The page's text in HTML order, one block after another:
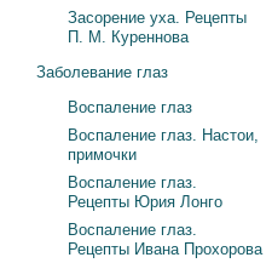
Засорение уха. Рецепты
П. М. Куреннова
Заболевание глаз
Воспаление глаз
Воспаление глаз. Настои,
примочки
Воспаление глаз.
Рецепты Юрия Лонго
Воспаление глаз.
Рецепты Ивана Прохорова